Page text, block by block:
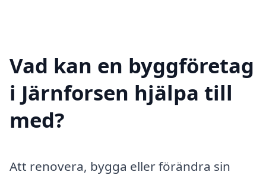
Vad kan en byggföretag
i Järnforsen hjälpa till
med?
Att renovera, bygga eller förändra sin